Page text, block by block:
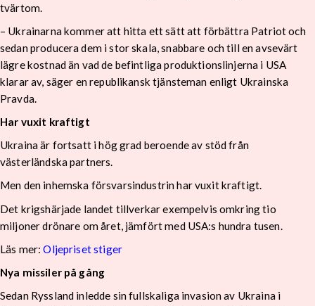
tvärtom.
– Ukrainarna kommer att hitta ett sätt att förbättra Patriot och
sedan producera dem i stor skala, snabbare och till en avsevärt
lägre kostnad än vad de befintliga produktionslinjerna i USA
klarar av, säger en republikansk tjänsteman enligt Ukrainska
Pravda.
Har vuxit kraftigt
Ukraina är fortsatt i hög grad beroende av stöd från
västerländska partners.
Men den inhemska försvarsindustrin har vuxit kraftigt.
Det krigshärjade landet tillverkar exempelvis omkring tio
miljoner drönare om året, jämfört med USA:s hundra tusen.
Läs mer:Oljepriset stiger
Nya missiler på gång
Sedan Ryssland inledde sin fullskaliga invasion av Ukraina i